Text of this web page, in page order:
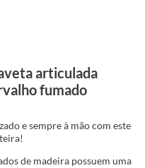
articulada
fumado
e sempre à mão com este
de madeira possuem uma